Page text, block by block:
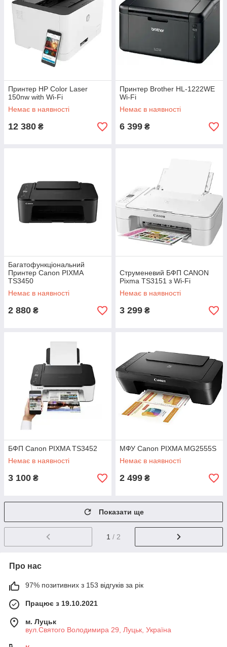
Принтер HP Color Laser
150nw with Wi-Fi
Немає в наявності
12 380 ₴
Принтер Brother HL-1222WE
Wi-Fi
Немає в наявності
6 399 ₴
Багатофункціональний
Принтер Canon PIXMA
TS3450
Немає в наявності
2 880 ₴
Струменевий БФП CANON
Pixma TS3151 з Wi-Fi
Немає в наявності
3 299 ₴
БФП Canon PIXMA TS3452
Немає в наявності
3 100 ₴
МФУ Canon PIXMA MG2555S
Немає в наявності
2 499 ₴
Показати ще
1 / 2
Про нас
97% позитивних з 153 відгуків за рік
Працює з 19.10.2021
м. Луцьк
вул.Святого Володимира 29, Луцьк, Україна